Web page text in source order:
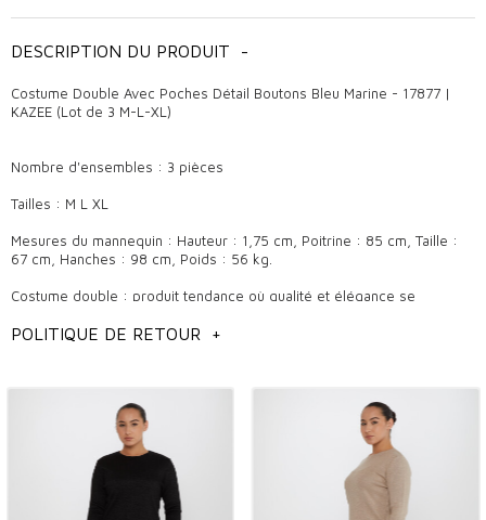
DESCRIPTION DU PRODUIT -
Costume Double Avec Poches Détail Boutons Bleu Marine - 17877 |
KAZEE (Lot de 3 M-L-XL)
Nombre d'ensembles : 3 pièces
Tailles : M L XL
Mesures du mannequin : Hauteur : 1,75 cm, Poitrine : 85 cm, Taille :
67 cm, Hanches : 98 cm, Poids : 56 kg.
Costume double : produit tendance où qualité et élégance se
Ces costumes, qui font partie des pièces tendance et élégantes
d'aujourd'hui, offrent un look stylé aussi bien au quotidien que pour
les occasions spéciales. Attirant l'attention des acheteurs des
boutiques de gros, les ensembles doubles font la différence avec
leurs designs qui s'adaptent à chaque saison. Avec leur fonctionnalité,
leur confort et leurs lignes modernes, les ensembles doubles font
partie des pièces incontournables du dressing des clients.
POLITIQUE DE RETOUR +